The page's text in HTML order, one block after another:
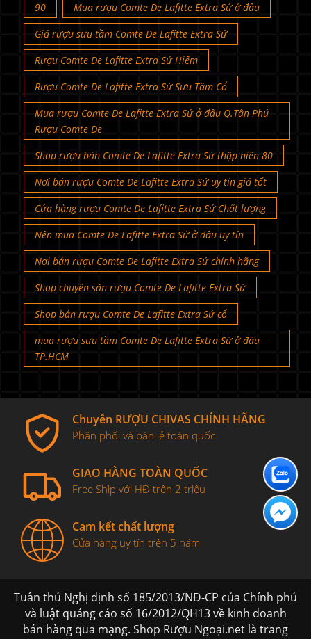
90
Mua rượu Comte De Lafitte Extra Sứ ở đâu
Giá rượu sưu tầm Comte De Lafitte Extra Sứ
Rượu Comte De Lafitte Extra Sứ Hiếm
Rượu Comte De Lafitte Extra Sứ Sưu Tầm Cổ
Mua rượu Comte De Lafitte Extra Sứ ở đâu Q.Tân Phú
Rượu Comte De
Shop rượu bán Comte De Lafitte Extra Sứ thập niên 80
Nơi bán rượu Comte De Lafitte Extra Sứ uy tín giá tốt
Cửa hàng rượu Comte De Lafitte Extra Sứ Chất lượng
Nên mua Comte De Lafitte Extra Sứ ở đâu uy tín
Nơi bán rượu Comte De Lafitte Extra Sứ chính hãng
Shop chuyên săn rượu Comte De Lafitte Extra Sứ
Shop bán rượu Comte De Lafitte Extra Sứ cổ
mua rượu sưu tầm Comte De Lafitte Extra Sứ ở đâu
TP.HCM
Chuyên RƯỢU CHIVAS CHÍNH HÃNG
Phân phối và bán lẻ toàn quốc
GIAO HÀNG TOÀN QUỐC
Free Ship với HĐ trên 2 triệu
Cam kết chất lượng
Cửa hàng uy tín trên 5 năm
Tuân thủ Nghị định số 185/2013/NĐ-CP của Chính phủ
và luật quảng cáo số 16/2012/QH13 về kinh doanh
bán hàng qua mạng. Shop Rượu Ngoại.net là trang